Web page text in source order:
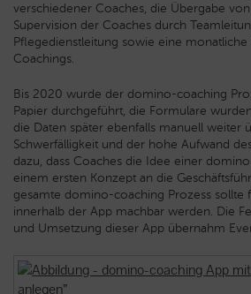
verschiedener Coaches, die Übergabe
Supervision der Coaches durch
Pflegedienstleitung sowie eine monatliche
Coachings.
Bis 2020 wurde der domino-coaching
Papier durchgeführt, die Formulare
die Daten später ebenfalls manuell weiter
Schwerfälligkeit und der hohe Aufwand
dazu, dass Coaches die Idee einer
einem ersten Konzept an die
gesamte domino-coaching Prozess sollte
innerhalb der App machbar werden. Die
und Umsetzung dieser App übernahm